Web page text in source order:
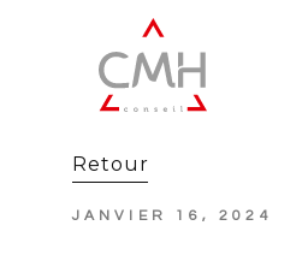
Retour
JANVIER 16, 2024